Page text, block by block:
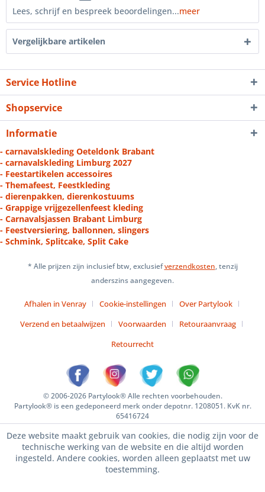
Lees, schrijf en bespreek beoordelingen...meer
Vergelijkbare artikelen
Service Hotline
Shopservice
Informatie
- carnavalskleding Oeteldonk Brabant
- carnavalskleding Limburg 2027
- Feestartikelen accessoires
- Themafeest, Feestkleding
- dierenpakken, dierenkostuums
- Grappige vrijgezellenfeest kleding
- Carnavalsjassen Brabant Limburg
- Feestversiering, ballonnen, slingers
- Schmink, Splitcake, Split Cake
* Alle prijzen zijn inclusief btw, exclusiefverzendkosten, tenzij
anderszins aangegeven.
Afhalen in Venray Cookie-instellingen
Over Partylook
Verzend en betaalwijzen
Voorwaarden
Retouraanvraag
Retourrecht
© 2006-2026 Partylook® Alle rechten voorbehouden.
Partylook® is een gedeponeerd merk onder depotnr. 1208051. KvK nr.
65416724
Deze website maakt gebruik van cookies, die nodig zijn voor de
technische werking van de website en die altijd worden
ingesteld. Andere cookies, worden alleen geplaatst met uw
toestemming.